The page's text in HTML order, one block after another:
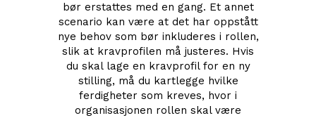
bør erstattes med en gang. Et annet
scenario kan være at det har oppstått
nye behov som bør inkluderes i rollen,
slik at kravprofilen må justeres. Hvis
du skal lage en kravprofil for en ny
stilling, må du kartlegge hvilke
ferdigheter som kreves, hvor i
organisasjonen rollen skal være